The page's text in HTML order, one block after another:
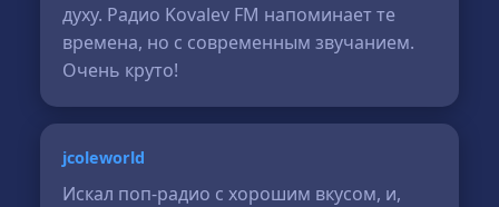
духу. Радио Kovalev FM напоминает те
времена, но с современным звучанием.
Очень круто!
jcoleworld
Искал поп-радио с хорошим вкусом, и,